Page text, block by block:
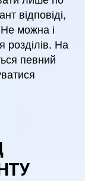
відповіді,
можна і
розділів. На
певний